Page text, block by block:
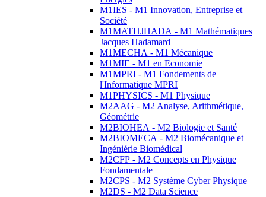
M1IES - M1 Innovation, Entreprise et
Société
M1MATHJHADA - M1 Mathématiques
Jacques Hadamard
M1MECHA - M1 Mécanique
M1MIE - M1 en Economie
M1MPRI - M1 Fondements de
l'Informatique MPRI
M1PHYSICS - M1 Physique
M2AAG - M2 Analyse, Arithmétique,
Géométrie
M2BIOHEA - M2 Biologie et Santé
M2BIOMECA - M2 Biomécanique et
Ingéniérie Biomédical
M2CFP - M2 Concepts en Physique
Fondamentale
M2CPS - M2 Système Cyber Physique
M2DS - M2 Data Science